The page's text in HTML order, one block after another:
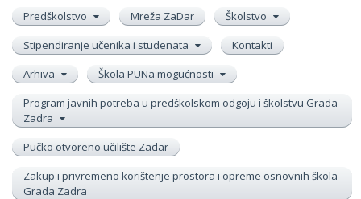
Predškolstvo
Mreža ZaDar
Školstvo
Stipendiranje učenika i studenata
Kontakti
Arhiva
Škola PUNa mogućnosti
Program javnih potreba u predškolskom odgoju i školstvu Grada
Zadra
Pučko otvoreno učilište Zadar
Zakup i privremeno korištenje prostora i opreme osnovnih škola
Grada Zadra